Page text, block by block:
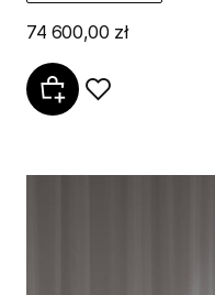
74 600,00 zł